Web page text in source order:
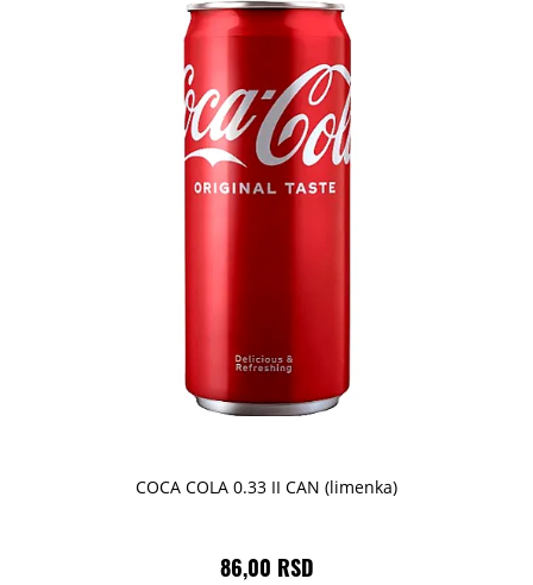
COCA COLA 0.33 II CAN (limenka)
86,00 RSD